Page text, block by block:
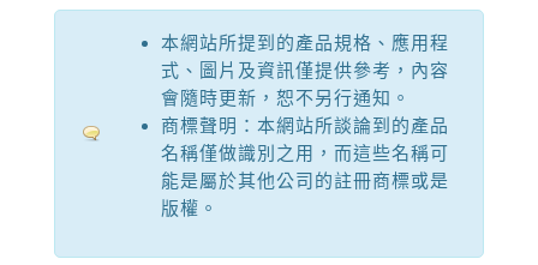
本網站所提到的產品規格、應用程
式、圖片及資訊僅提供參考，內容
會隨時更新，恕不另行通知。
商標聲明：本網站所談論到的產品
名稱僅做識別之用，而這些名稱可
能是屬於其他公司的註冊商標或是
版權。